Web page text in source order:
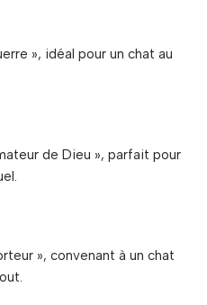
», idéal pour un chat au
de Dieu », parfait pour
», convenant à un chat